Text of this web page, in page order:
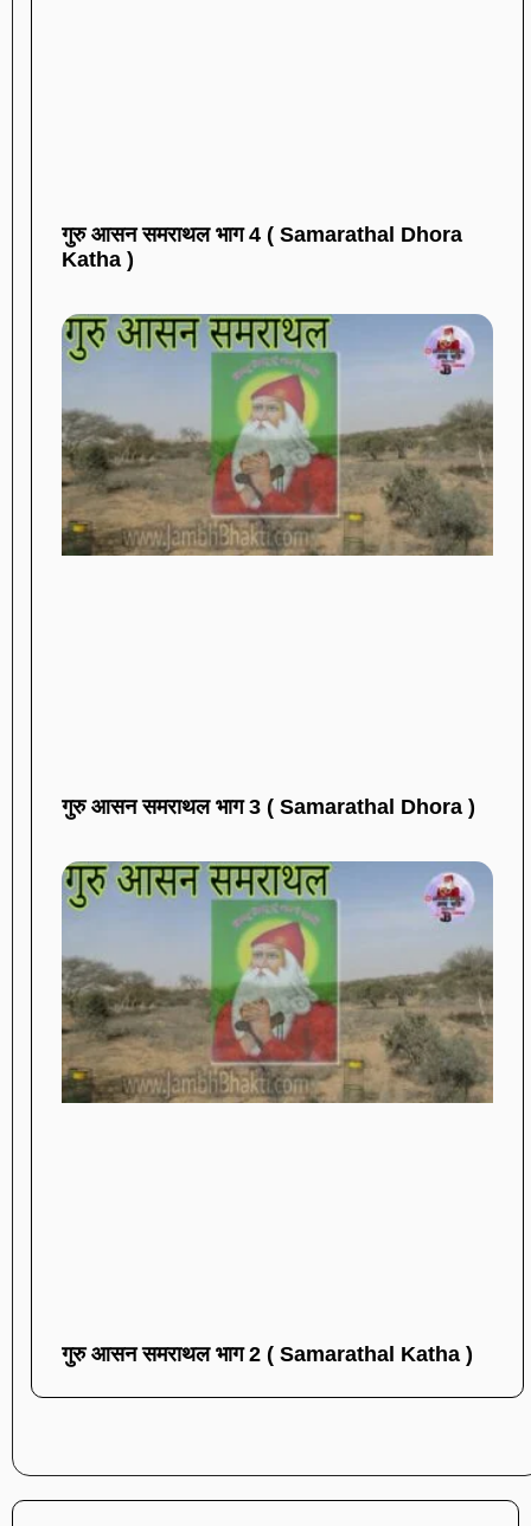
गुरु आसन समराथल भाग 4 ( Samarathal Dhora
Katha )
गुरु आसन समराथल भाग 3 ( Samarathal Dhora )
गुरु आसन समराथल भाग 2 ( Samarathal Katha )